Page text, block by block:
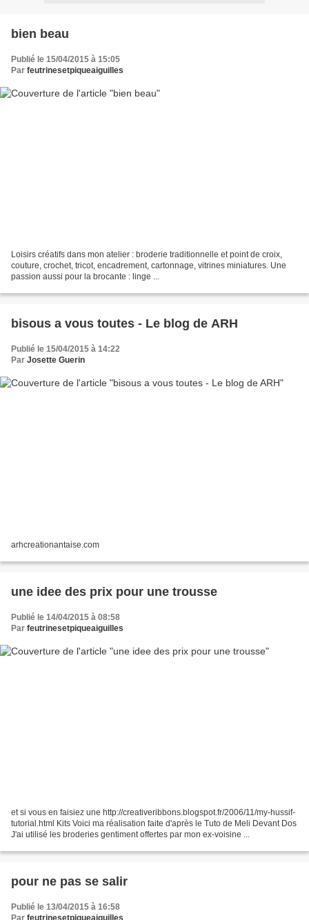
bien beau
Publié le 15/04/2015 à 15:05
Par feutrinesetpiqueaiguilles
Loisirs créatifs dans mon atelier : broderie traditionnelle et point de croix,
couture, crochet, tricot, encadrement, cartonnage, vitrines miniatures. Une
passion aussi pour la brocante : linge ...
bisous a vous toutes - Le blog de ARH
Publié le 15/04/2015 à 14:22
Par Josette Guerin
arhcreationantaise.com
une idee des prix pour une trousse
Publié le 14/04/2015 à 08:58
Par feutrinesetpiqueaiguilles
et si vous en faisiez une http://creativeribbons.blogspot.fr/2006/11/my-hussif-
tutorial.html Kits Voici ma réalisation faite d'après le Tuto de Meli Devant Dos
J'ai utilisé les broderies gentiment offertes par mon ex-voisine ...
pour ne pas se salir
Publié le 13/04/2015 à 16:58
Par feutrinesetpiqueaiguilles